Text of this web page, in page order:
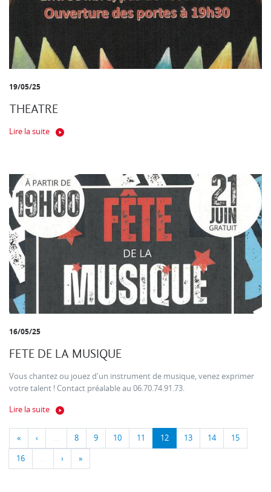
19/05/25
THEATRE
Lire la suite
16/05/25
FETE DE LA MUSIQUE
Vous chantez ou jouez d'un instrument de musique, venez exprimer
votre talent ! Contact préalable au 06.70.74.91.73.
Lire la suite
« ‹ … 8 9 10 11 12 13 14 15
16 … › »